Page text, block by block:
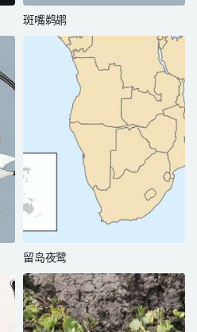
斑嘴鹈鹕
留岛夜鹭